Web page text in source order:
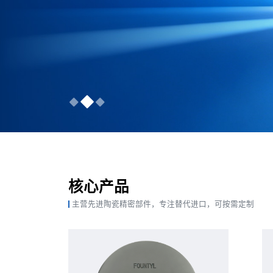
核心产品
主营先进陶瓷精密部件，专注替代进口，可按需定制